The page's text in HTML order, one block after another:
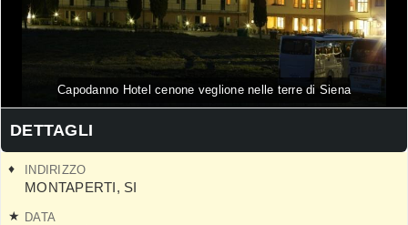
Capodanno Hotel cenone veglione nelle terre di Siena
DETTAGLI
INDIRIZZO
MONTAPERTI, SI
DATA